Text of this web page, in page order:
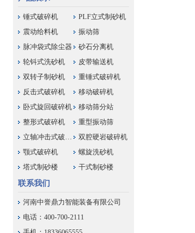
锤式破碎机
PLF立式制砂机
震动给料机
振动筛
脉冲袋式除尘器
砂石分离机
轮钭式洗砂机
皮带输送机
双转子制砂机
重锤式破碎机
反击式破碎机
移动破碎机
卧式旋回破碎机
移动筛分站
整形式破碎机
重型振动筛
立轴冲击式破碎机
双腔硬岩破碎机
颚式破碎机
螺旋洗砂机
塔式制砂楼
干式制砂楼
联系我们
河南中誉鼎力智能装备有限公司
电话：400-700-2111